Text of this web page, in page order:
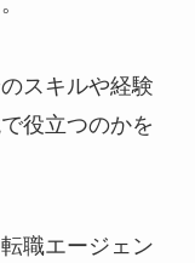
スキルや経験
役立つのかを
職エージェン